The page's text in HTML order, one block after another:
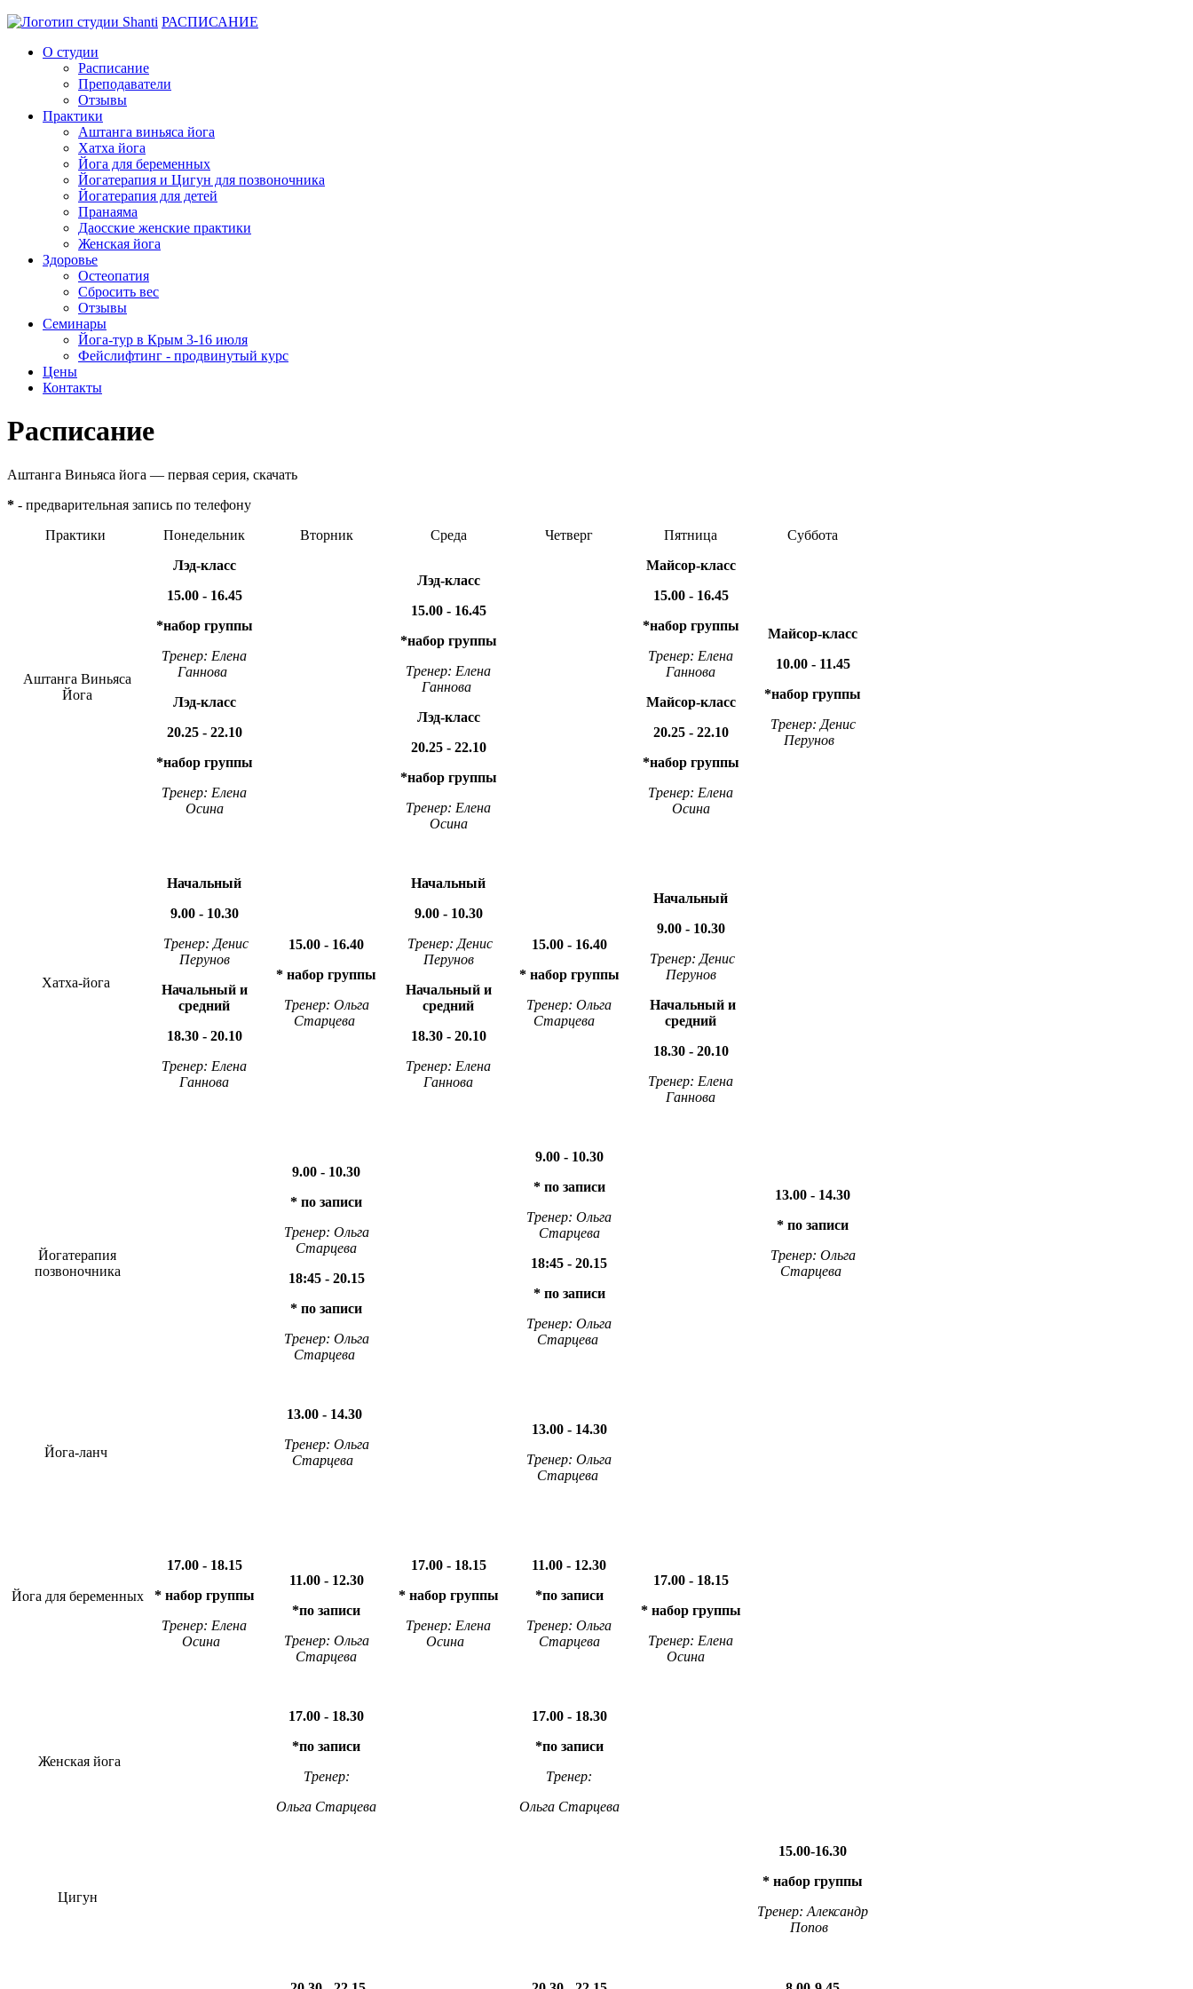
РАСПИСАНИЕ
О студии
Расписание
Преподаватели
Отзывы
Практики
Аштанга виньяса йога
Хатха йога
Йога для беременных
Йогатерапия и Цигун для позвоночника
Йогатерапия для детей
Пранаяма
Даосские женские практики
Женская йога
Здоровье
Остеопатия
Сбросить вес
Отзывы
Семинары
Йога-тур в Крым 3-16 июля
Фейслифтинг - продвинутый курс
Цены
Контакты
Расписание
Аштанга Виньяса йога — первая серия, скачать
* - предварительная запись по телефону
Практики
Понедельник Вторник Среда Четверг Пятница Суббота
Аштанга Виньяса
Йога
Лэд-класс
15.00 - 16.45
*набор группы
Тренер: Елена
Ганнова
Лэд-класс
20.25 - 22.10
*набор группы
Тренер: Елена
Осина
Лэд-класс
15.00 - 16.45
*набор группы
Тренер: Елена
Ганнова
Лэд-класс
20.25 - 22.10
*набор группы
Тренер: Елена
Осина
Майсор-класс
15.00 - 16.45
*набор группы
Тренер: Елена
Ганнова
Майсор-класс
20.25 - 22.10
*набор группы
Тренер: Елена
Осина
Майсор-класс
10.00 - 11.45
*набор группы
Тренер: Денис
Перунов
Хатха-йога
Начальный
9.00 - 10.30
Тренер: Денис
Перунов
Начальный и
средний
18.30 - 20.10
Тренер: Елена
Ганнова
15.00 - 16.40
* набор группы
Тренер: Ольга
Старцева
Начальный
9.00 - 10.30
Тренер: Денис
Перунов
Начальный и
средний
18.30 - 20.10
Тренер: Елена
Ганнова
15.00 - 16.40
* набор группы
Тренер: Ольга
Старцева
Начальный
9.00 - 10.30
Тренер: Денис
Перунов
Начальный и
средний
18.30 - 20.10
Тренер: Елена
Ганнова
Йогатерапия
позвоночника
9.00 - 10.30
* по записи
Тренер: Ольга
Старцева
18:45 - 20.15
* по записи
Тренер: Ольга
Старцева
9.00 - 10.30
* по записи
Тренер: Ольга
Старцева
18:45 - 20.15
* по записи
Тренер: Ольга
Старцева
13.00 - 14.30
* по записи
Тренер: Ольга
Старцева
Йога-ланч
13.00 - 14.30
Тренер: Ольга
Старцева
13.00 - 14.30
Тренер: Ольга
Старцева
Йога для беременных
17.00 - 18.15
* набор группы
Тренер: Елена
Осина
11.00 - 12.30
*по записи
Тренер: Ольга
Старцева
17.00 - 18.15
* набор группы
Тренер: Елена
Осина
11.00 - 12.30
*по записи
Тренер: Ольга
Старцева
17.00 - 18.15
* набор группы
Тренер: Елена
Осина
Женская йога
17.00 - 18.30
*по записи
Тренер:
Ольга Старцева
17.00 - 18.30
*по записи
Тренер:
Ольга Старцева
Цигун
15.00-16.30
* набор группы
Тренер: Александр
Попов